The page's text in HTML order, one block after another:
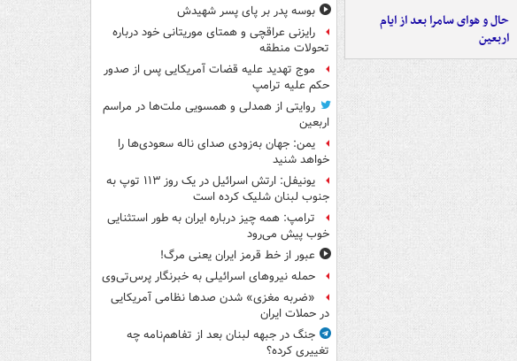
حال و هوای سامرا بعد از ایام
اربعین
بوسه‌ پدر بر پای پسر شهیدش
رایزنی عراقچی و همتای موریتانی خود درباره
تحولات منطقه
موج تهدید علیه قضات آمریکایی پس از صدور
حکم علیه ترامپ
روایتی از همدلی و همسویی ملت‌ها در مراسم
اربعین
یمن: جهان به‌زودی صدای ناله سعودی‌ها را
خواهد شنید
یونیفل: ارتش اسرائیل در یک روز ۱۱۳ توپ به
جنوب لبنان شلیک کرده است
ترامپ: همه چیز درباره ایران به طور استثنایی
خوب پیش می‌رود
عبور از خط قرمز ایران یعنی مرگ!
حمله نیروهای اسرائیلی به خبرنگار پرس‌تی‌وی
«ضربه مغزی» شدن صدها نظامی آمریکایی
در حملات ایران
جنگ در جبهه لبنان بعد از تفاهم‌نامه چه
تغییری کرده؟